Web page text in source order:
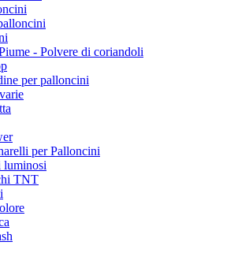
- Polvere di coriandoli
per palloncini
per Palloncini
luminosi
TNT